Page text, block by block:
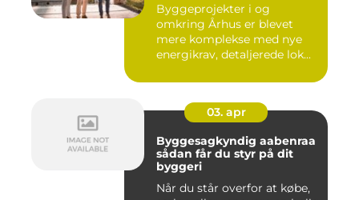
Byggeprojekter i og
omkring Århus er blevet
mere komplekse med nye
energikrav, detaljerede lok...
03. apr
Byggesagkyndig aabenraa
sådan får du styr på dit
byggeri
Når du står overfor at købe,